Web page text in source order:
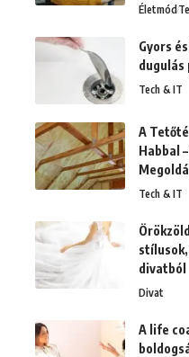
Életmód
Gyors
dugulás
Tech & IT
A
Habbal
Tech & IT
stílusok,
divatból
Divat
A life